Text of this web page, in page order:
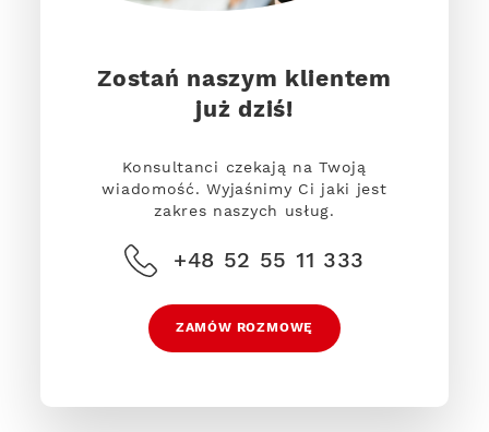
Zostań naszym klientem
już dziś!
Konsultanci czekają na Twoją
wiadomość. Wyjaśnimy Ci jaki jest
zakres naszych usług.
+48 52 55 11 333
ZAMÓW ROZMOWĘ